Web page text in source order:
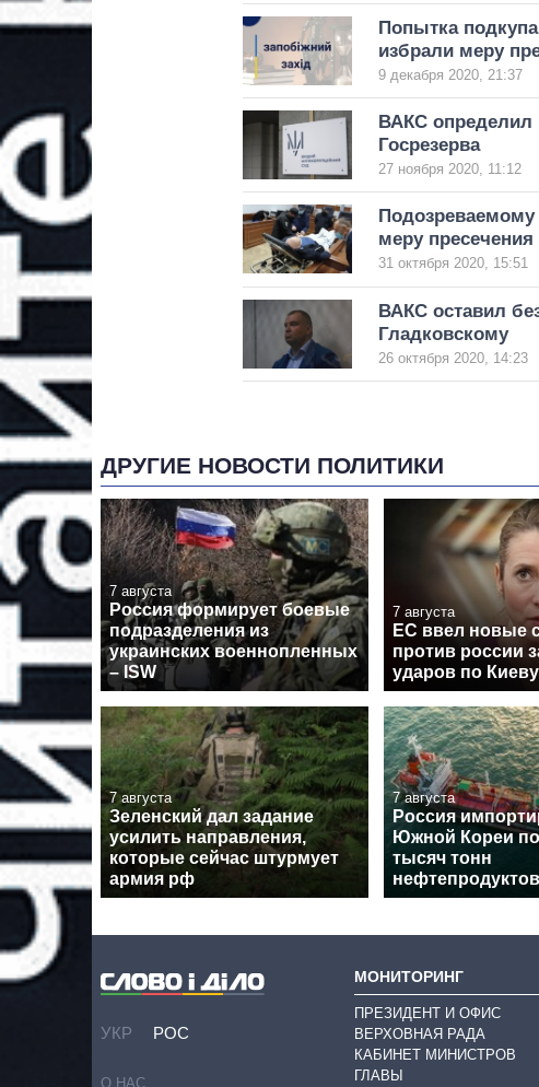
Попытка
избрали меру
9 декабря 2020, 21:37
ВАКС определил
Госрезерва
27 ноября 2020, 11:12
меру пресечения
31 октября 2020, 15:51
ВАКС оставил
Гладковскому
26 октября 2020, 14:23
ДРУГИЕ НОВОСТИ ПОЛИТИКИ
7 августа
Россия формирует боевые
подразделения из
украинских военнопленных
– ISW
7 августа
ЕС ввел новые
против россии
ударов по Киеву
7 августа
Зеленский дал задание
усилить направления,
которые сейчас штурмует
армия рф
7 августа
Россия
Южной Кореи
тысяч тонн
УКР РОС
О НАС
МОНИТОРИНГ
ПРЕЗИДЕНТ И ОФИС
ВЕРХОВНАЯ РАДА
КАБИНЕТ МИНИСТРОВ
ГЛАВЫ